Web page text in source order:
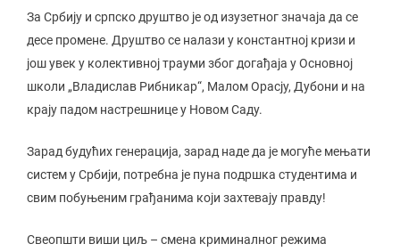
За Србију и српско друштво је од изузетног значаја да се
десе промене. Друштво се налази у константној кризи и
још увек у колективној трауми због догађаја у Основној
школи „Владислав Рибникар“, Малом Орасју, Дубони и на
крају падом настрешнице у Новом Саду.
Зарад будућих генерација, зарад наде да је могуће мењати
систем у Србији, потребна је пуна подршка студентима и
свим побуњеним грађанима који захтевају правду!
Свеопшти виши циљ – смена криминалног режима